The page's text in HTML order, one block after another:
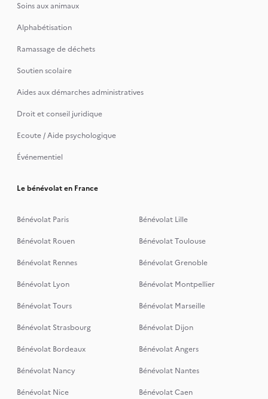
Soins aux animaux
Alphabétisation
Ramassage de déchets
Soutien scolaire
Aides aux démarches administratives
Droit et conseil juridique
Ecoute / Aide psychologique
Événementiel
Le bénévolat en France
Bénévolat Paris
Bénévolat Lille
Bénévolat Rouen
Bénévolat Toulouse
Bénévolat Rennes
Bénévolat Grenoble
Bénévolat Lyon
Bénévolat Montpellier
Bénévolat Tours
Bénévolat Marseille
Bénévolat Strasbourg
Bénévolat Dijon
Bénévolat Bordeaux
Bénévolat Angers
Bénévolat Nancy
Bénévolat Nantes
Bénévolat Nice
Bénévolat Caen